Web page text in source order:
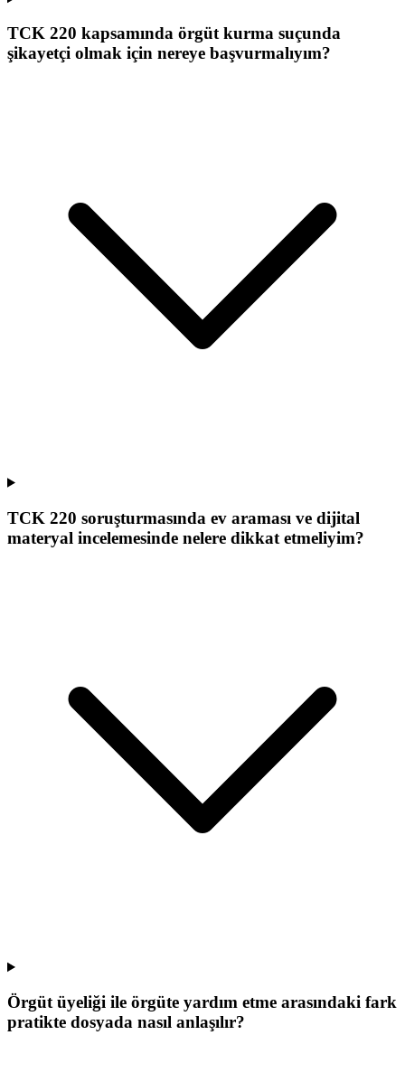
TCK 220 kapsamında örgüt kurma suçunda
şikayetçi olmak için nereye başvurmalıyım?
TCK 220 soruşturmasında ev araması ve dijital
materyal incelemesinde nelere dikkat etmeliyim?
Örgüt üyeliği ile örgüte yardım etme arasındaki fark
pratikte dosyada nasıl anlaşılır?